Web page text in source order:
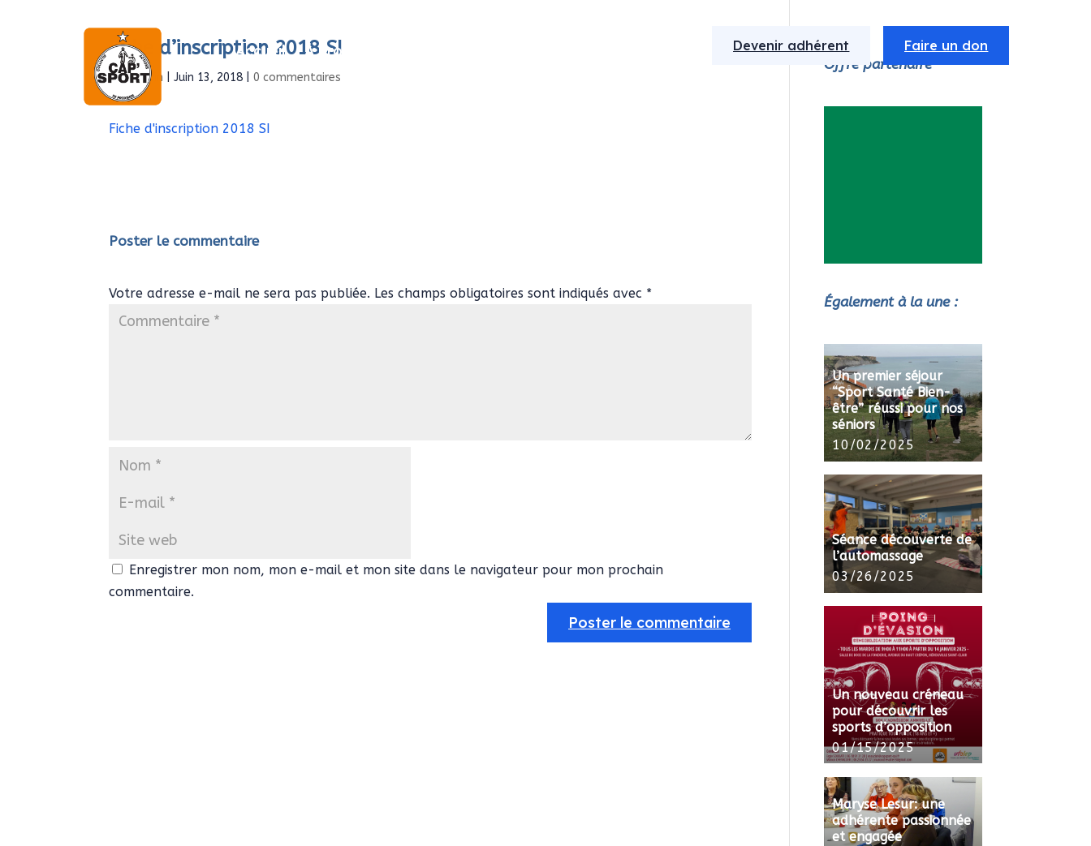
Accueil À propos Devenir adhérent Faire un don
Fiche d’inscription 2018 SI
parAdmin |Juin 13, 2018 |0 commentaires
Fiche d'inscription 2018 SI
Poster le commentaire
Votre adresse e-mail ne sera pas publiée. Les champs obligatoires sont indiqués avec *
Enregistrer mon nom, mon e-mail et mon site dans le navigateur pour mon prochain
commentaire.
Offre partenaire
Également à la une :
Un premier séjour
“Sport Santé Bien-
être” réussi pour nos
séniors
10/02/2025
Séance découverte de
l’automassage
03/26/2025
Un nouveau créneau
pour découvrir les
sports d’opposition
01/15/2025
Maryse Lesur: une
adhérente passionnée
et engagée